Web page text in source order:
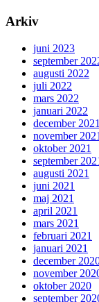
Arkiv
juni 2023
september
augusti 2022
juli 2022
mars 2022
januari 2022
december 2021
november 2021
oktober 2021
september
augusti 2021
juni 2021
maj 2021
april 2021
mars 2021
februari 2021
januari 2021
december
november
oktober 2020
september